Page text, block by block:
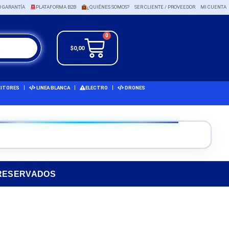
GARANTÍA PLATAFORMA B2B ¿QUIÉNES SOMOS? SER CLIENTE / PROVEEDOR MI CUENTA
$0,00
0
LINEA BLANCA ELECTRO DRONES